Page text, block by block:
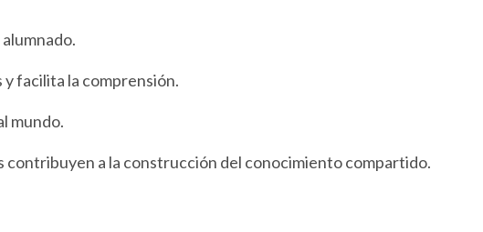
facilita la comprensión.
mundo.
a la construcción del conocimiento compartido.